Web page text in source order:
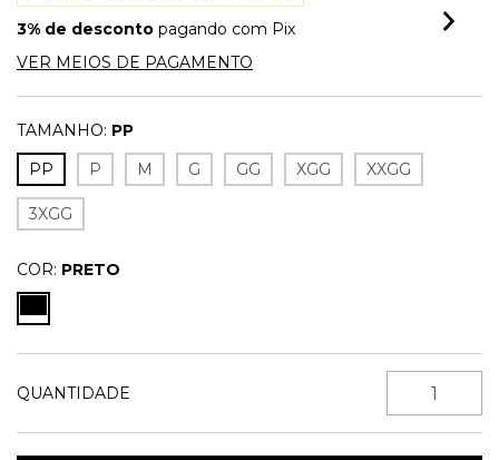
3% de desconto pagando com Pix
VER MEIOS DE PAGAMENTO
TAMANHO: PP
PP
P M G GG XGG XXGG
3XGG
COR: PRETO
QUANTIDADE